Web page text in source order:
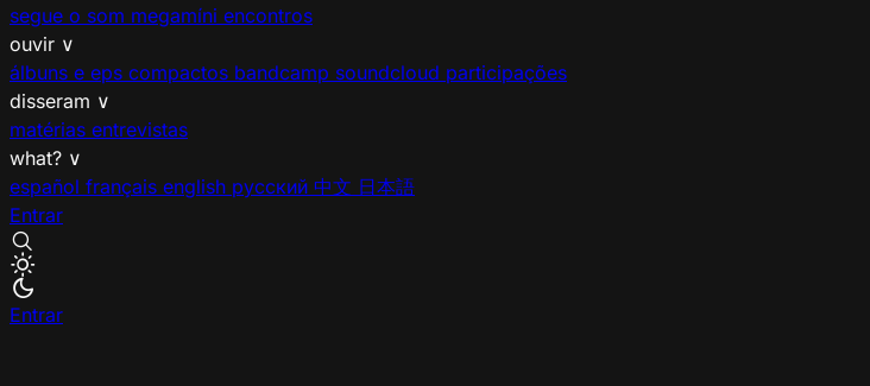
segue o som megamíni encontros
ouvir ∨
álbuns e eps compactos bandcamp soundcloud participações
disseram ∨
matérias entrevistas
what? ∨
español français english русский 中文 日本語
Entrar
Entrar